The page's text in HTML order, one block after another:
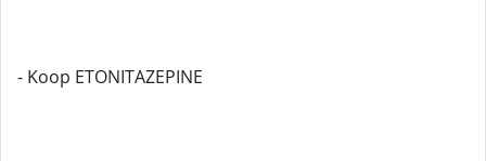
- Koop ETONITAZEPINE